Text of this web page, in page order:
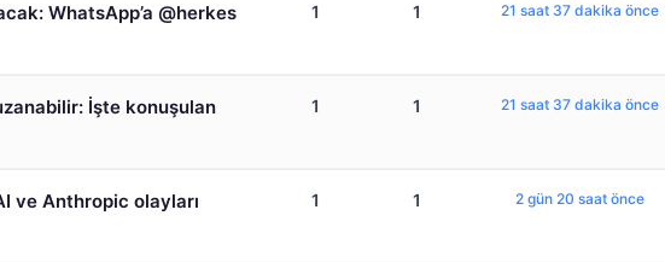
WhatsApp’a @herkes
1 1 21 saat 37 dakika önce
İşte konuşulan
1 1 21 saat 37 dakika önce
ve Anthropic olayları
1 1 2 gün 20 saat önce